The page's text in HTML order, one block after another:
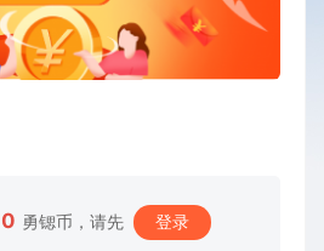
勇锶币，请先 登录